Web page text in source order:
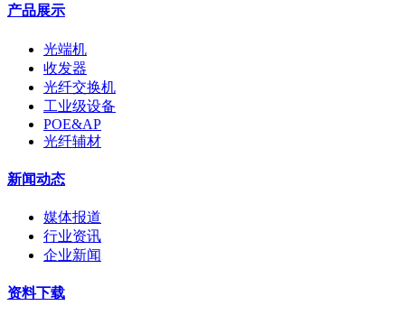
产品展示
光端机
收发器
光纤交换机
工业级设备
POE&AP
光纤辅材
新闻动态
媒体报道
行业资讯
企业新闻
资料下载